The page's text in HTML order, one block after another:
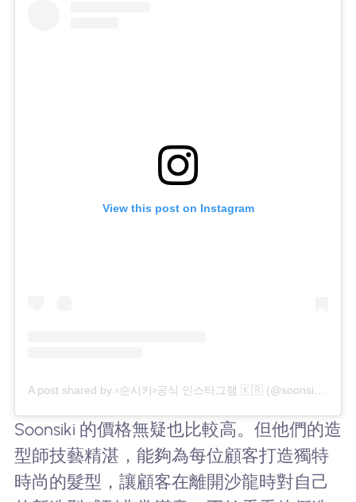
View this post on Instagram
Soonsiki 的價格無疑也比較高。但他們的造
型師技藝精湛，能夠為每位顧客打造獨特
時尚的髮型，讓顧客在離開沙龍時對自己